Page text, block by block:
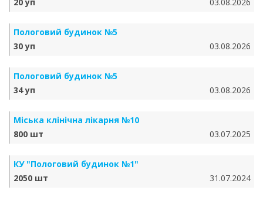
Пологовий будинок №5
30 уп
03.08.2026
Пологовий будинок №5
34 уп
03.08.2026
Міська клінічна лікарня №10
800 шт
03.07.2025
КУ "Пологовий будинок №1"
2050 шт
31.07.2024